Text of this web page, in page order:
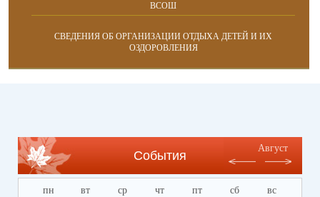
ВСОШ
СВЕДЕНИЯ ОБ ОРГАНИЗАЦИИ ОТДЫХА ДЕТЕЙ И ИХ
ОЗДОРОВЛЕНИЯ
События
Август
пн вт ср чт пт сб вс